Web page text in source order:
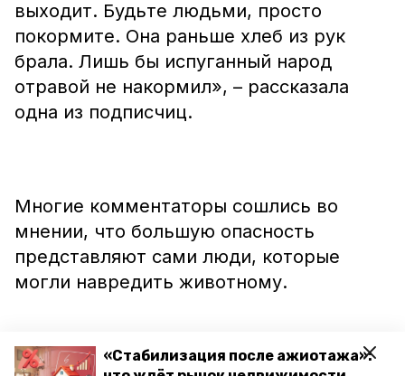
«Стабилизация после ажиотажа»:
выходит. Будьте людьми, просто
покормите. Она раньше хлеб из рук
брала. Лишь бы испуганный народ
отравой не накормил», – рассказала
одна из подписчиц.
Многие комментаторы сошлись во
мнении, что большую опасность
представляют сами люди, которые
могли навредить животному.